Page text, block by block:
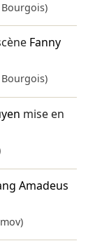
Fanny
mise en
Amadeus